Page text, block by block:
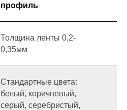
профиль
Толщина ленты 0,2-
0,35мм
Стандартные цвета:
белый, коричневый,
серый, серебристый,